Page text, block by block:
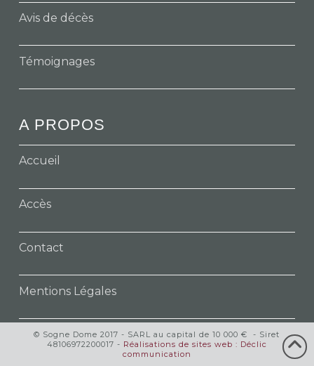
Avis de décès
Témoignages
A PROPOS
Accueil
Accès
Contact
Mentions Légales
© Sogne Dome 2017 - SARL au capital de 10 000 € - Siret
48106972200017 - Réalisations de sites web : Déclic
communication